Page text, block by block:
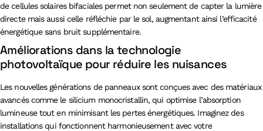
de cellules solaires bifaciales permet non seulement de capter la lumière
directe mais aussi celle réfléchie par le sol, augmentant ainsi l’efficacité
énergétique sans bruit supplémentaire.
Améliorations dans la technologie
photovoltaïque pour réduire les nuisances
Les nouvelles générations de panneaux sont conçues avec des matériaux
avancés comme le silicium monocristallin, qui optimise l’absorption
lumineuse tout en minimisant les pertes énergétiques. Imaginez des
installations qui fonctionnent harmonieusement avec votre